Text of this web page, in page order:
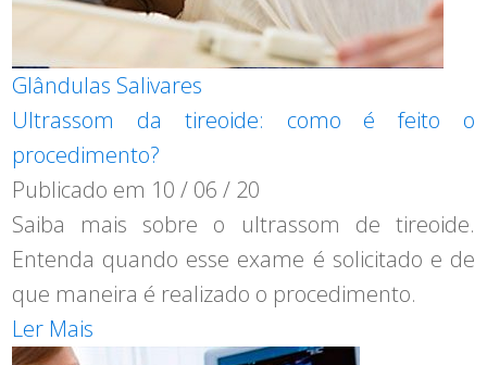
Glândulas Salivares
Ultrassom da tireoide: como é feito o
procedimento?
Publicado em 10 / 06 / 20
Saiba mais sobre o ultrassom de tireoide.
Entenda quando esse exame é solicitado e de
que maneira é realizado o procedimento.
Ler Mais